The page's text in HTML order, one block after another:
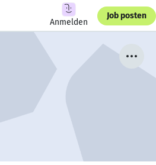
Anmelden
Job posten